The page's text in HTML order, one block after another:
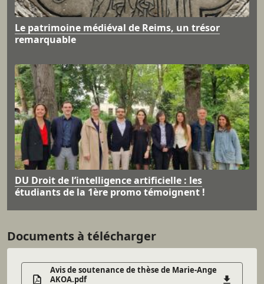
Le patrimoine médiéval de Reims, un trésor
remarquable
DU Droit de l’intelligence artificielle : les
étudiants de la 1ère promo témoignent !
Documents à télécharger
Avis de soutenance de thèse de Marie-Ange
AKOA.pdf